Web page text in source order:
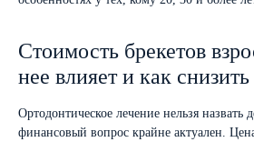
Стоимость брекетов
нее влияет и как снизить
Ортодонтическое лечение нельзя
финансовый вопрос крайне актуален.